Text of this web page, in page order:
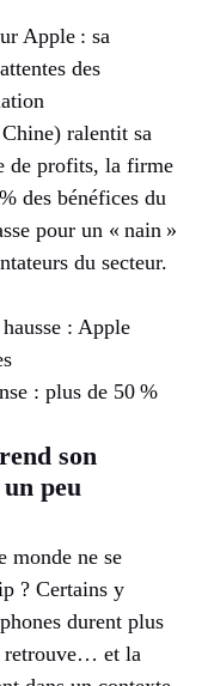
Apple : sa
des
ralentit sa
de profits, la firme
des bénéfices du
pour un « nain »
du secteur.
: Apple
: plus de 50 %
son
peu
monde ne se
? Certains y
durent plus
retrouve… et la